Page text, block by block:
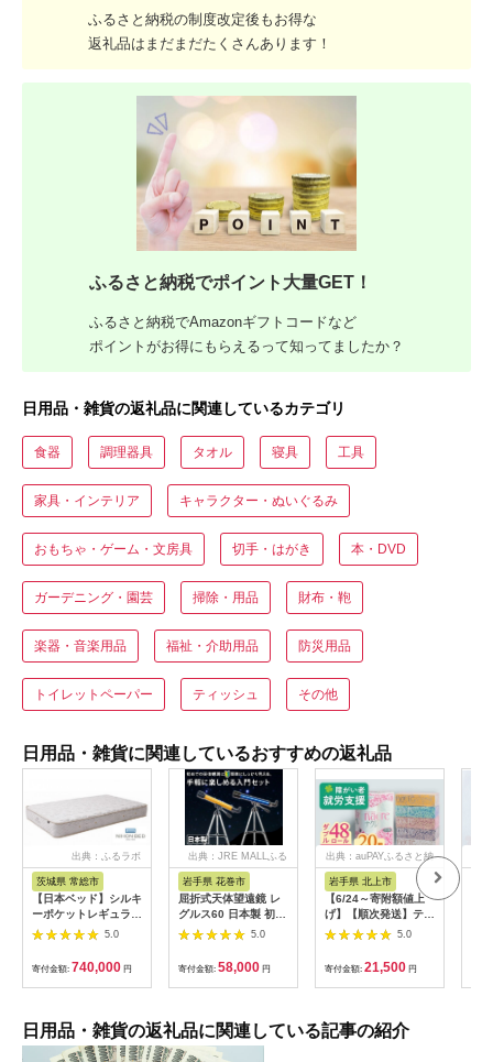
ふるさと納税の制度改定後もお得な
返礼品はまだまだたくさんあります！
ふるさと納税でポイント大量GET！
ふるさと納税でAmazonギフトコードなど
ポイントがお得にもらえるって知ってましたか？
日用品・雑貨の返礼品に関連しているカテゴリ
食器 調理器具 タオル 寝具 工具
家具・インテリア キャラクター・ぬいぐるみ
おもちゃ・ゲーム・文房具 切手・はがき 本・DVD
ガーデニング・園芸 掃除・用品 財布・鞄
楽器・音楽用品 福祉・介助用品 防災用品
トイレットペーパー ティッシュ その他
日用品・雑貨に関連しているおすすめの返礼品
出典：ふるラボ
茨城県 常総市
【日本ベッド】シルキ
ーポケットレギュラー
11334 シングル 日本
ベッド シルキーポケ
ットレギュラー シン
グル 通気性 ロングセ
ラー 放湿性 ※沖縄
5.0
寄付金額: 740,000 円
出典：JRE MALLふる
さと納税
岩手県 花巻市
屈折式天体望遠鏡 レ
グルス60 日本製 初心
者用 スマホ撮影 (カラ
ー：オレンジ）
【1835-2】
5.0
寄付金額: 58,000 円
出典：auPAYふるさと納
岩手県 北上市
【6/24～寄附額値上
げ】【順次発送】ティ
ッシュペーパー 20箱
＆ トイレットロール
(ダブル) 48個 福祉施
設支援 日用品 常備品
備蓄品 box ちり紙 テ
ィッシュ パルプ
100％ 無香料 1箱
5.0
寄付金額: 21,500 円
日用品・雑貨の返礼品に関連している記事の紹介